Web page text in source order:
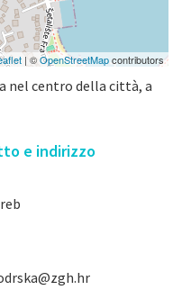
| ©OpenStreetMapcontributors
nel centro della città, a
e indirizzo